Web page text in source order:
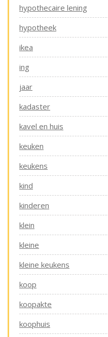
hypothecaire lening
hypotheek
ikea
ing
jaar
kadaster
kavel en huis
keuken
keukens
kind
kinderen
klein
kleine
kleine keukens
koop
koopakte
koophuis